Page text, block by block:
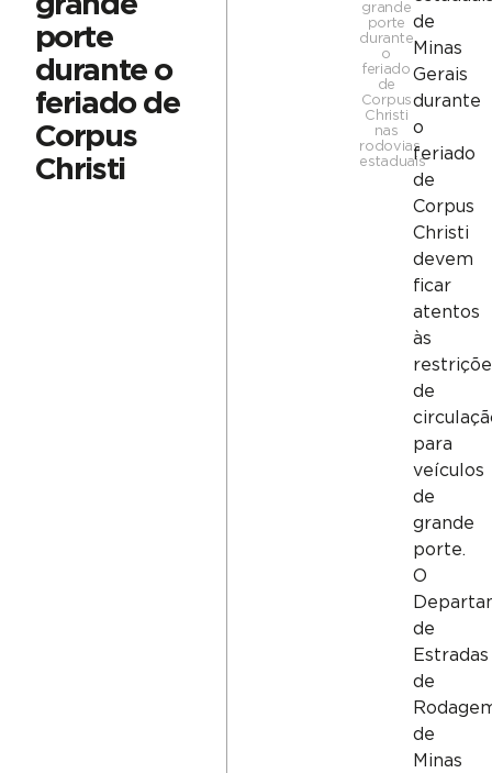
porte
durante o
feriado de
Corpus
Christi
grande
porte
durante
o
feriado
de
Corpus
Christi
nas
rodovias
estaduais
de
Minas
Gerais
durante
o
feriado
de
Corpus
Christi
devem
ficar
atentos
às
de
para
veículos
de
grande
porte.
O
de
Estradas
de
de
Minas